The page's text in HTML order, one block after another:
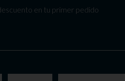
en tu primer pedido